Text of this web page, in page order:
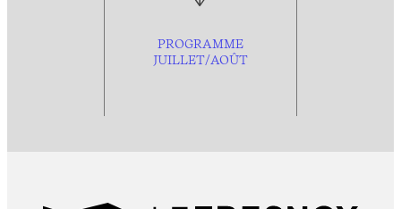
PROGRAMME
JUILLET/AOÛT